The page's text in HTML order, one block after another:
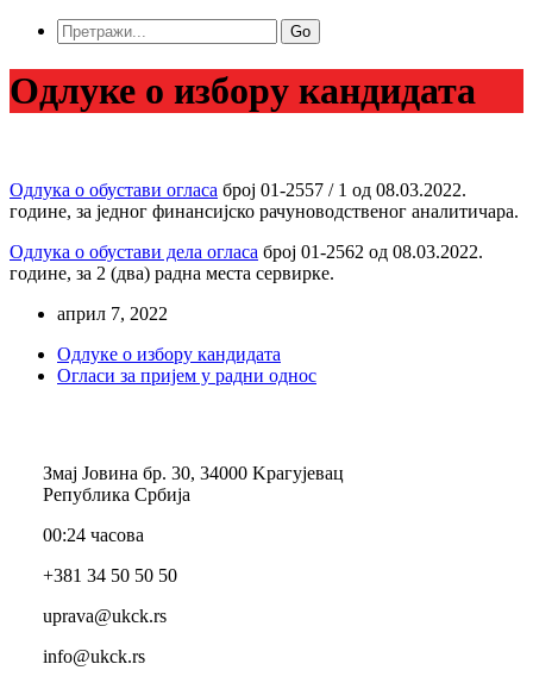
Go
Одлуке о избору кандидата
Одлука о обустави огласа број 01-2557 / 1 од 08.03.2022.
године, за једног финансијско рачуноводственог аналитичара.
Одлука о обустави дела огласа број 01-2562 од 08.03.2022.
године, за 2 (два) радна места сервирке.
април 7, 2022
Одлуке о избору кандидата
Огласи за пријем у радни однос
Змај Јовина бр. 30, 34000 Kрагујевац
Република Србија
00:24 часова
+381 34 50 50 50
uprava@ukck.rs
info@ukck.rs